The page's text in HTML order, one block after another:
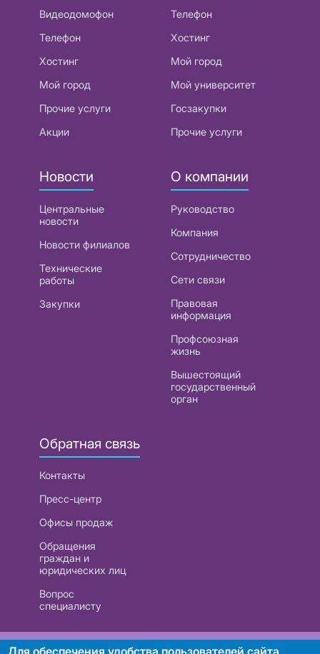
Видеодомофон
Телефон
Хостинг
Мой город
Прочие услуги
Акции
Телефон
Хостинг
Мой город
Мой университет
Госзакупки
Прочие услуги
Новости
Центральные
новости
Новости филиалов
Технические
работы
Закупки
О компании
Руководство
Компания
Сотрудничество
Сети связи
Правовая
информация
Профсоюзная
жизнь
Вышестоящий
государственный
орган
Обратная связь
Контакты
Пресс-центр
Офисы продаж
Обращения
граждан и
юридических лиц
Вопрос
специалисту
РУП «Белтелеком». УНП 101007741
Для обеспечения удобства пользователей сайта